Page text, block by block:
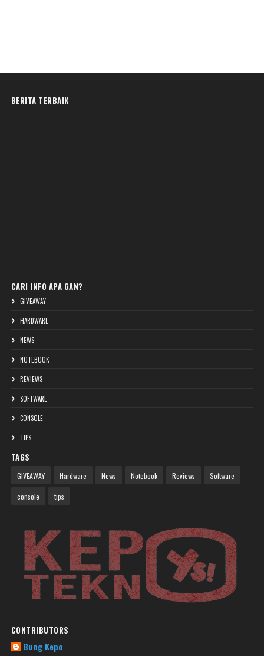
BERITA TERBAIK
CARI INFO APA GAN?
GIVEAWAY
HARDWARE
NEWS
NOTEBOOK
REVIEWS
SOFTWARE
CONSOLE
TIPS
TAGS
GIVEAWAY Hardware News Notebook Reviews Software
console tips
CONTRIBUTORS
Bung Kepo